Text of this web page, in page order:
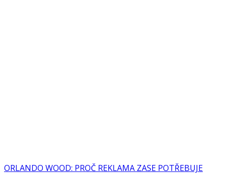
ORLANDO WOOD: PROČ REKLAMA ZASE POTŘEBUJE